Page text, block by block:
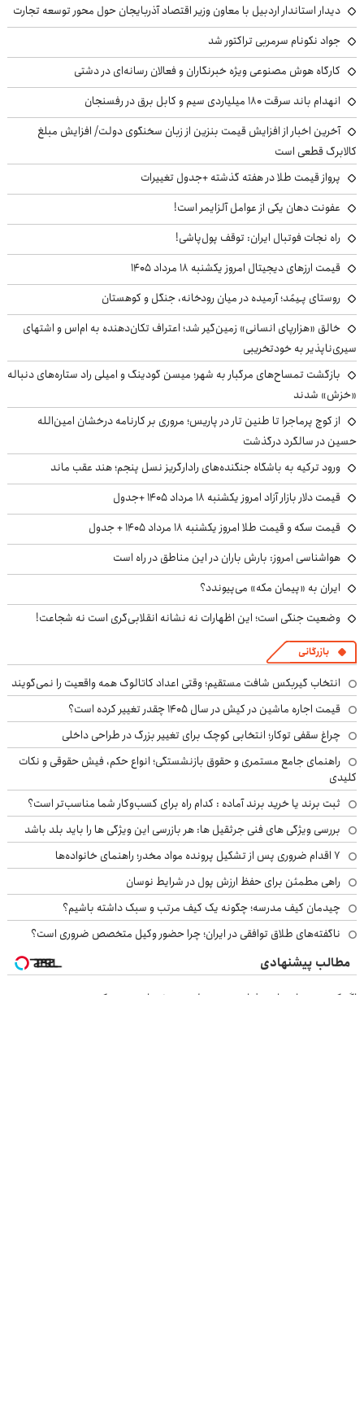
دیدار استاندار اردبیل با معاون وزیر اقتصاد آذربایجان حول محور توسعه تجارت
جواد نکونام سرمربی تراکتور شد
کارگاه هوش مصنوعی ویژه خبرنگاران و فعالان رسانه‌ای در دشتی
انهدام باند سرقت ۱۸۰ میلیاردی سیم و کابل برق در رفسنجان
آخرین اخبار از افزایش قیمت بنزین از زبان سخنگوی دولت/ افزایش مبلغ
کالابرگ قطعی است
پرواز قیمت طلا در هفته گذشته +جدول تغییرات
عفونت دهان یکی از عوامل آلزایمر است!
راه نجات فوتبال ایران: توقف پول‌پاشی!
قیمت ارزهای دیجیتال امروز یکشنبه ۱۸ مرداد ۱۴۰۵
روستای پـِیمُد؛ آرمیده در میان رودخانه، جنگل و کوهستان
خالق «هزارپای انسانی» زمین‌گیر شد؛ اعتراف تکان‌دهنده به ام‌اس و اشتهای
سیری‌ناپذیر به خودتخریبی
بازگشت تمساح‌های مرگبار به شهر؛ میسن گودینگ و امیلی راد ستاره‌های دنباله
«خزش» شدند
از کوچ‌ پرماجرا تا طنین تار در پاریس؛ مروری بر کارنامه درخشان امین‌الله
حسین در سالگرد درگذشت
ورود ترکیه به باشگاه جنگنده‌های رادارگریز نسل پنجم؛ هند عقب ماند
قیمت دلار بازار آزاد امروز یکشنبه ۱۸ مرداد ۱۴۰۵ +جدول
قیمت سکه و قیمت طلا امروز یکشنبه ۱۸ مرداد ۱۴۰۵ + جدول
هواشناسی امروز: بارش باران در این مناطق در راه است
ایران به «پیمان مکه» می‌پیوندد؟
وضعیت جنگی است؛ این اظهارات نه نشانه انقلابی‌گری است نه شجاعت!
بازرگانی
انتخاب گیربکس شافت مستقیم؛ وقتی اعداد کاتالوگ همه واقعیت را نمی‌گویند
قیمت اجاره ماشین در کیش در سال ۱۴۰۵ چقدر تغییر کرده است؟
چراغ سقفی توکار؛ انتخابی کوچک برای تغییر بزرگ در طراحی داخلی
راهنمای جامع مستمری و حقوق بازنشستگی؛ انواع حکم، فیش حقوقی و نکات
کلیدی
ثبت برند یا خرید برند آماده : کدام راه برای کسب‌وکار شما مناسب‌تر است؟
بررسی ویژگی های فنی جرثقیل ها: هر بازرسی این ویژگی ها را باید بلد باشد
۷ اقدام ضروری پس از تشکیل پرونده مواد مخدر؛ راهنمای خانواده‌ها
راهی مطمئن برای حفظ ارزش پول در شرایط نوسان
چیدمان کیف مدرسه؛ چگونه یک کیف مرتب و سبک داشته باشیم؟
ناگفته‌های طلاق توافقی در ایران؛ چرا حضور وکیل متخصص ضروری است؟
مطالب پیشنهادی
اگر کمردرد داری این فیلم رو ببین! ◗پرسش‌نامه رو پر کن◖